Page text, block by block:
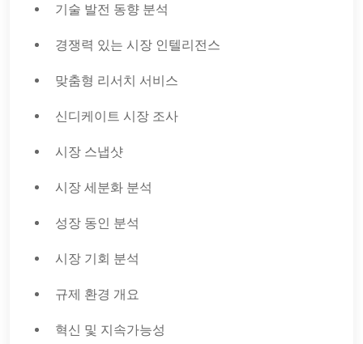
기술 발전 동향 분석
경쟁력 있는 시장 인텔리전스
맞춤형 리서치 서비스
신디케이트 시장 조사
시장 스냅샷
시장 세분화 분석
성장 동인 분석
시장 기회 분석
규제 환경 개요
혁신 및 지속가능성